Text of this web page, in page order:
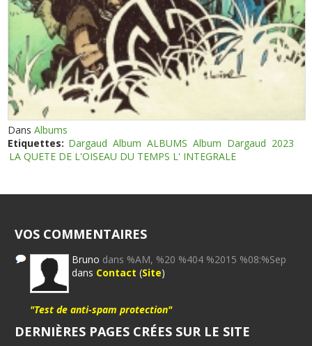
DansAlbums
Etiquettes: Dargaud Album ALBUMS Album Dargaud 2023
LA QUETE DE L'OISEAU DU TEMPS L' INTEGRALE
VOS COMMENTAIRES
Bruno dans %AM, %20 %404 %2015 %08:%Sep
dans Contact (Site)
"Test de anti-spam protection"
DERNIÈRES PAGES CRÉES SUR LE SITE